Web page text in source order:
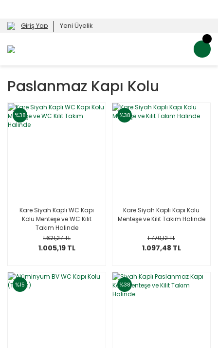
Giriş Yap Yeni Üyelik
Paslanmaz Kapı Kolu
%38
Kare Siyah Kaplı WC Kapı
Kolu Menteşe ve WC Kilit
Takım Halinde
1.621,27 TL
1.005,19 TL
%38
Kare Siyah Kaplı Kapı Kolu
Menteşe ve Kilit Takım Halinde
1.770,12 TL
1.097,48 TL
%15 %38